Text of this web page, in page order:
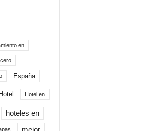
en
España
Hotel Hotel en
hoteles en